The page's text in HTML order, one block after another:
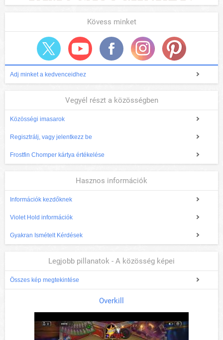
Kövess minket
Adj minket a kedvenceidhez
Vegyél részt a közösségben
Közösségi imasarok
Regisztrálj, vagy jelentkezz be
Frostfin Chomper kártya értékelése
Hasznos információk
Információk kezdőknek
Violet Hold információk
Gyakran Ismételt Kérdések
Legjobb pillanatok - A közösség képei
Összes kép megtekintése
Overkill